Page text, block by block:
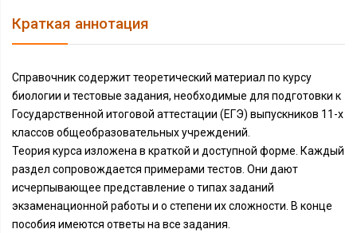
Краткая аннотация
Справочник содержит теоретический материал по курсу
биологии и тестовые задания, необходимые для подготовки к
Государственной итоговой аттестации (ЕГЭ) выпускников 11-х
классов общеобразовательных учреждений.
Теория курса изложена в краткой и доступной форме. Каждый
раздел сопровождается примерами тестов. Они дают
исчерпывающее представление о типах заданий
экзаменационной работы и о степени их сложности. В конце
пособия имеются ответы на все задания.